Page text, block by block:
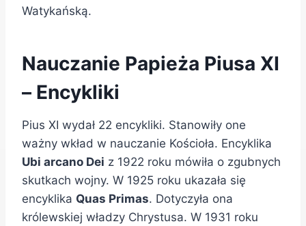
Watykańską.
Nauczanie Papieża Piusa XI
– Encykliki
Pius XI wydał 22 encykliki. Stanowiły one
ważny wkład w nauczanie Kościoła. Encyklika
Ubi arcano Dei z 1922 roku mówiła o zgubnych
skutkach wojny. W 1925 roku ukazała się
encyklika Quas Primas. Dotyczyła ona
królewskiej władzy Chrystusa. W 1931 roku